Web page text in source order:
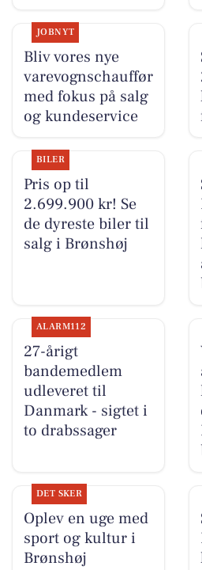
JOBNYT
Bliv vores nye
varevognschauffør
med fokus på salg
og kundeservice
BILER
Pris op til
2.699.900 kr! Se
de dyreste biler til
salg i Brønshøj
ALARM112
27-årigt
bandemedlem
udleveret til
Danmark - sigtet i
to drabssager
DET SKER
Oplev en uge med
sport og kultur i
Brønshøj